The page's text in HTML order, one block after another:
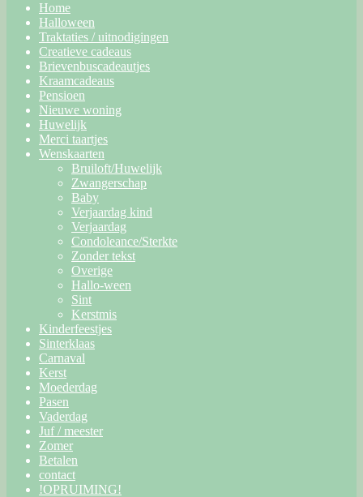
Home
Halloween
Traktaties / uitnodigingen
Creatieve cadeaus
Brievenbuscadeautjes
Kraamcadeaus
Pensioen
Nieuwe woning
Huwelijk
Merci taartjes
Wenskaarten
Bruiloft/Huwelijk
Zwangerschap
Baby
Verjaardag kind
Verjaardag
Condoleance/Sterkte
Zonder tekst
Overige
Hallo-ween
Sint
Kerstmis
Kinderfeestjes
Sinterklaas
Carnaval
Kerst
Moederdag
Pasen
Vaderdag
Juf / meester
Zomer
Betalen
contact
!OPRUIMING!